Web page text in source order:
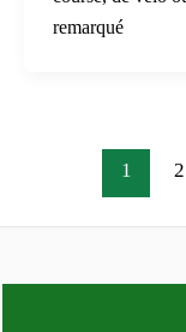
remarqué
1 2